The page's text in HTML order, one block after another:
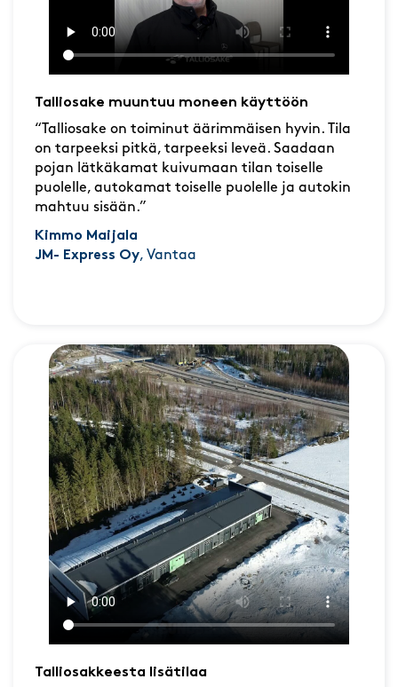
Talliosake muuntuu moneen käyttöön
“Talliosake on toiminut äärimmäisen hyvin. Tila
on tarpeeksi pitkä, tarpeeksi leveä. Saadaan
pojan lätkäkamat kuivumaan tilan toiselle
puolelle, autokamat toiselle puolelle ja autokin
mahtuu sisään.”
Kimmo Maijala
JM- Express Oy, Vantaa
Talliosakkeesta lisätilaa